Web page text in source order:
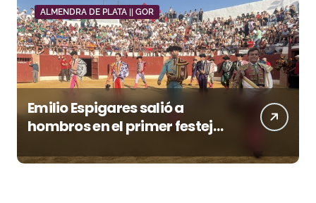
ALMENDRA DE PLATA || GOR
Emilio Espigares salió a
hombros en el primer festejo
la Feria de Gor